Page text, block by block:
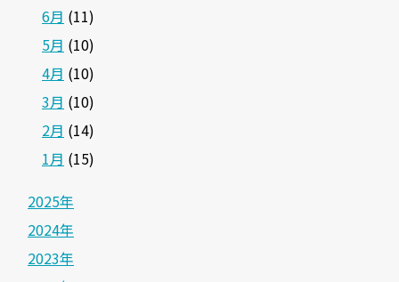
6月 (11)
5月 (10)
4月 (10)
3月 (10)
2月 (14)
1月 (15)
2025年
2024年
2023年